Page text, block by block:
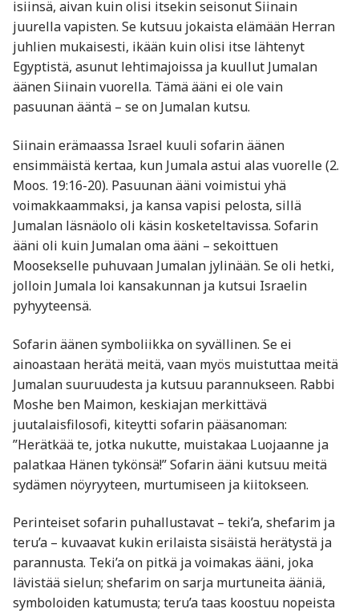
isiinsä, aivan kuin olisi itsekin seisonut Siinain
juurella vapisten. Se kutsuu jokaista elämään Herran
juhlien mukaisesti, ikään kuin olisi itse lähtenyt
Egyptistä, asunut lehtimajoissa ja kuullut Jumalan
äänen Siinain vuorella. Tämä ääni ei ole vain
pasuunan ääntä – se on Jumalan kutsu.
Siinain erämaassa Israel kuuli sofarin äänen
ensimmäistä kertaa, kun Jumala astui alas vuorelle (2.
Moos. 19:16-20). Pasuunan ääni voimistui yhä
voimakkaammaksi, ja kansa vapisi pelosta, sillä
Jumalan läsnäolo oli käsin kosketeltavissa. Sofarin
ääni oli kuin Jumalan oma ääni – sekoittuen
Moosekselle puhuvaan Jumalan jylinään. Se oli hetki,
jolloin Jumala loi kansakunnan ja kutsui Israelin
pyhyyteensä.
Sofarin äänen symboliikka on syvällinen. Se ei
ainoastaan herätä meitä, vaan myös muistuttaa meitä
Jumalan suuruudesta ja kutsuu parannukseen. Rabbi
Moshe ben Maimon, keskiajan merkittävä
juutalaisfilosofi, kiteytti sofarin pääsanoman:
”Herätkää te, jotka nukutte, muistakaa Luojaanne ja
palatkaa Hänen tykönsä!” Sofarin ääni kutsuu meitä
sydämen nöyryyteen, murtumiseen ja kiitokseen.
Perinteiset sofarin puhallustavat – teki’a, shefarim ja
teru’a – kuvaavat kukin erilaista sisäistä herätystä ja
parannusta. Teki’a on pitkä ja voimakas ääni, joka
lävistää sielun; shefarim on sarja murtuneita ääniä,
symboloiden katumusta; teru’a taas koostuu nopeista